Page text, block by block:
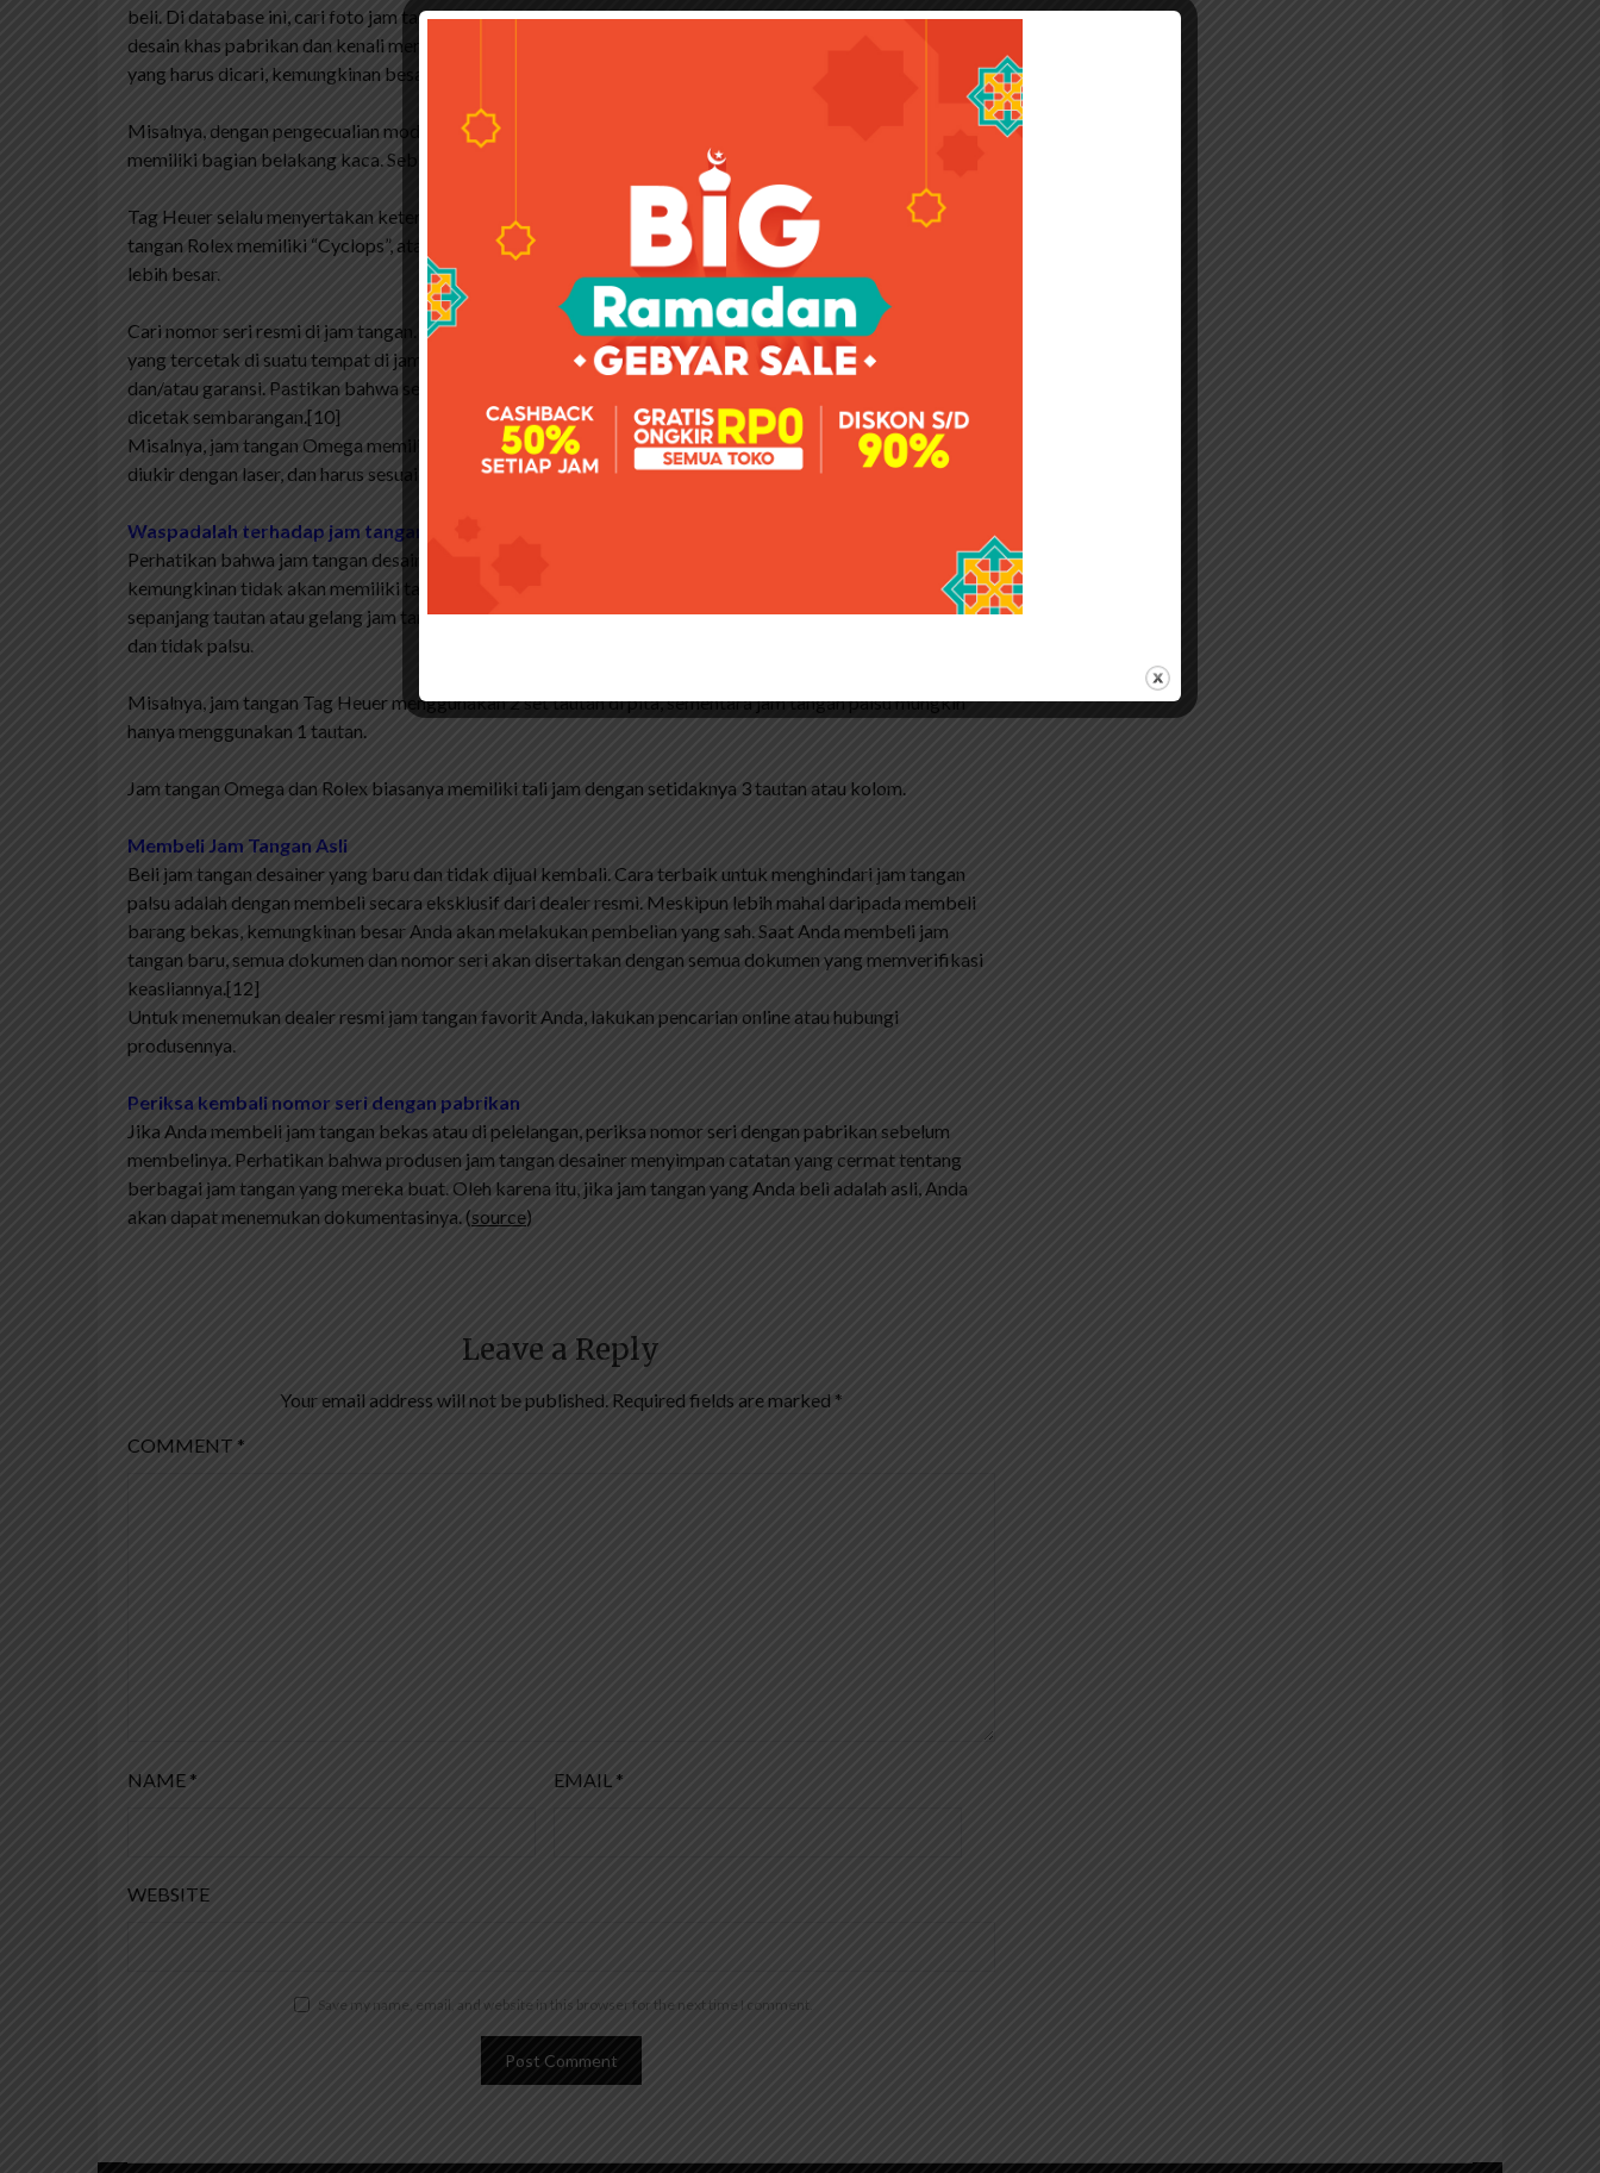
beli. Di database ini, cari foto jam tangan desainer serta harga yang dijual. Demikian pula, pelajari gaya
desain khas pabrikan dan kenali merek dagang, detail gelang umum, dan tali jamnya. Jika Anda tahu apa
yang harus dicari, kemungkinan besar Anda tidak akan tertipu oleh yang palsu.
Misalnya, dengan pengecualian model langka yang dibuat pada tahun 1930-an, jam tangan Rolex tidak
memiliki bagian belakang kaca. Sebaliknya, mereka memiliki dukungan logam.
Tag Heuer selalu menyertakan keterangan “Buatan Swiss” di sepanjang bagian bawah tampilan jam. Jam
tangan Rolex memiliki “Cyclops”, atau kotak kaca kecil di bagian mukanya yang membuat tanggal terlihat
lebih besar.
Cari nomor seri resmi di jam tangan. Perhatikan bahwa jam tangan desainer memiliki nomor alfanumerik
yang tercetak di suatu tempat di jam tangan, yang cocok dengan nomor yang diberikan pada kasing
dan/atau garansi. Pastikan bahwa semua nomor atau label lain diukir dengan laser dengan jelas, dan tidak
dicetak sembarangan.[10]
Misalnya, jam tangan Omega memiliki nomor seri di sepanjang bagian bawahnya. Nomor-nomor ini akan
diukir dengan laser, dan harus sesuai dengan nomor seri pada garansi Anda.
Waspadalah terhadap jam tangan dengan desain pita sederhana
Perhatikan bahwa jam tangan desainer memiliki desain yang lebih kompleks secara keseluruhan, dan
kemungkinan tidak akan memiliki tali jam yang sederhana. Cari desain yang kompleks dan konsisten di
sepanjang tautan atau gelang jam tangan Anda, yang umumnya menunjukkan bahwa jam tangan itu mewah
dan tidak palsu.
Misalnya, jam tangan Tag Heuer menggunakan 2 set tautan di pita, sementara jam tangan palsu mungkin
hanya menggunakan 1 tautan.
Jam tangan Omega dan Rolex biasanya memiliki tali jam dengan setidaknya 3 tautan atau kolom.
Membeli Jam Tangan Asli
Beli jam tangan desainer yang baru dan tidak dijual kembali. Cara terbaik untuk menghindari jam tangan
palsu adalah dengan membeli secara eksklusif dari dealer resmi. Meskipun lebih mahal daripada membeli
barang bekas, kemungkinan besar Anda akan melakukan pembelian yang sah. Saat Anda membeli jam
tangan baru, semua dokumen dan nomor seri akan disertakan dengan semua dokumen yang memverifikasi
keasliannya.[12]
Untuk menemukan dealer resmi jam tangan favorit Anda, lakukan pencarian online atau hubungi
produsennya.
Periksa kembali nomor seri dengan pabrikan
Jika Anda membeli jam tangan bekas atau di pelelangan, periksa nomor seri dengan pabrikan sebelum
membelinya. Perhatikan bahwa produsen jam tangan desainer menyimpan catatan yang cermat tentang
berbagai jam tangan yang mereka buat. Oleh karena itu, jika jam tangan yang Anda beli adalah asli, Anda
akan dapat menemukan dokumentasinya. (source)
Leave a Reply
Your email address will not be published. Required fields are marked *
COMMENT *
NAME * EMAIL *
WEBSITE
Save my name, email, and website in this browser for the next time I comment.